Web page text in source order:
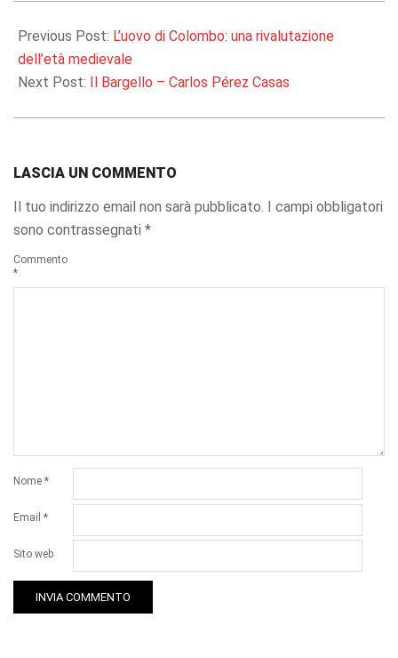
06-
25
Previous Post: L’uovo di Colombo: una rivalutazione
dell’età medievale
Next Post: Il Bargello – Carlos Pérez Casas
LASCIA UN COMMENTO
Il tuo indirizzo email non sarà pubblicato. I campi obbligatori
sono contrassegnati *
Commento
*
Nome *
Email *
Sito web